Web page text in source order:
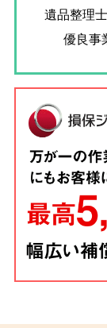
遺品整理
優良事